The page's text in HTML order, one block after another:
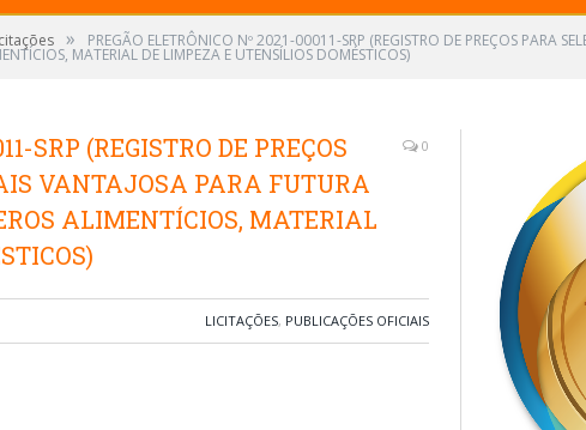
» PREGÃO ELETRÔNICO Nº 2021-00011-SRP (REGISTRO DE PREÇOS PARA
MATERIAL DE LIMPEZA E UTENSÍLIOS DOMÉSTICOS)
SRP (REGISTRO DE PREÇOS
VANTAJOSA PARA FUTURA
ALIMENTÍCIOS, MATERIAL
0
LICITAÇÕES, PUBLICAÇÕES OFICIAIS